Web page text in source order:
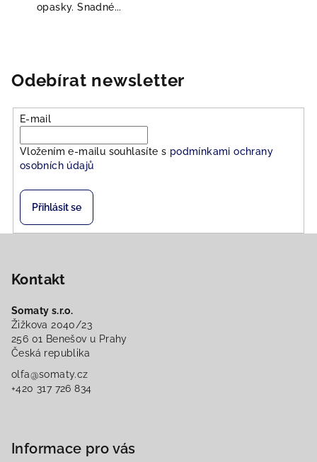
opasky. Snadné...
Odebírat newsletter
E-mail
Vložením e-mailu souhlasíte s podmínkami ochrany
osobních údajů
Přihlásit se
Kontakt
Somaty s.r.o.
Žižkova 2040/23
256 01 Benešov u Prahy
Česká republika
olfa@somaty.cz
+420 317 726 834
Informace pro vás